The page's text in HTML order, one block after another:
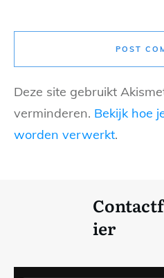
POST
Deze site gebruikt
verminderen. Bekijk hoe
worden verwerkt.
ier